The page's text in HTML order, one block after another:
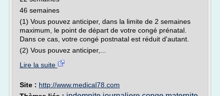
46 semaines
(1) Vous pouvez anticiper, dans la limite de 2 semaines
maximum, le point de départ de votre congé prénatal.
Dans ce cas, votre congé postnatal est réduit d'autant.
(2) Vous pouvez anticiper,...
Lire la suite
Site : http://www.medical78.com